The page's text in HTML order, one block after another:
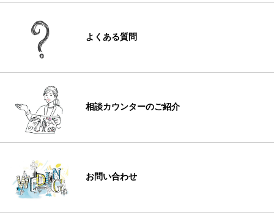
よくある質問
相談カウンターのご紹介
お問い合わせ